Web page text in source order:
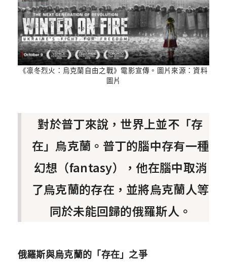
《凛冬烈火：烏克蘭自由之戰》電影宣傳。圖片來源：資料
圖片
對於普丁來說，世界上並不「存
在」烏克蘭。普丁的腦中存有一種
幻想（fantasy），他在腦中取消
了烏克蘭的存在，並將烏克蘭人等
同於未能回歸的俄羅斯人。
俄羅斯與烏克蘭的「存在」之爭